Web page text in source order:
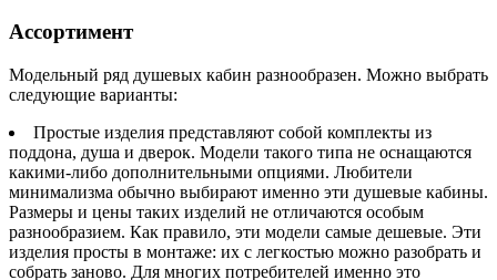
Ассортимент
Модельный ряд душевых кабин разнообразен. Можно выбрать
следующие варианты:
Простые изделия представляют собой комплекты из
поддона, душа и дверок. Модели такого типа не оснащаются
какими-либо дополнительными опциями. Любители
минимализма обычно выбирают именно эти душевые кабины.
Размеры и цены таких изделий не отличаются особым
разнообразием. Как правило, эти модели самые дешевые. Эти
изделия просты в монтаже: их с легкостью можно разобрать и
собрать заново. Для многих потребителей именно это